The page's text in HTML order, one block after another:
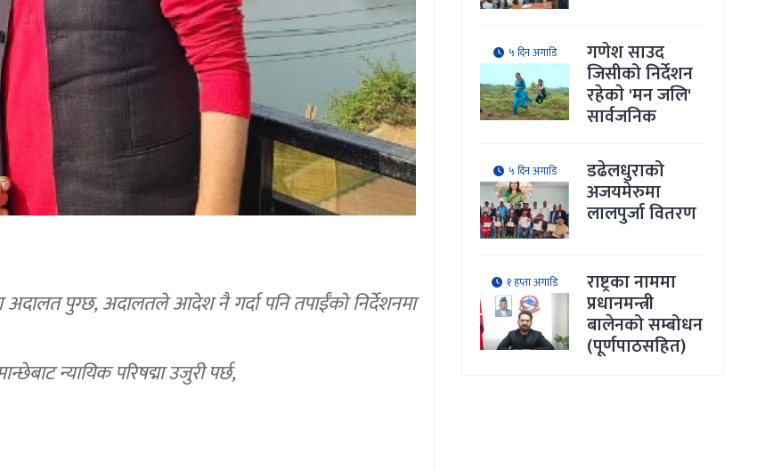
पुग्छ, अदालतले आदेश नै गर्दा पनि तपाईँको निर्देशनमा
न्यायिक परिषद्मा उजुरी पर्छ,
५ दिन अगाडि गणेश साउद
जिसीको निर्देशन
रहेकाे 'मन जलि'
सार्वजनिक
५ दिन अगाडि डढेलधुराको
अजयमेरुमा
लालपुर्जा वितरण
१ हप्ता अगाडि राष्ट्रका नाममा
प्रधानमन्त्री
बालेनको सम्बोधन
(पूर्णपाठसहित)